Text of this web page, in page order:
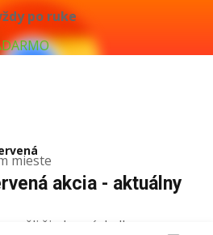
po ruke
mieste
akcia - aktuálny
žiadne výsledky.